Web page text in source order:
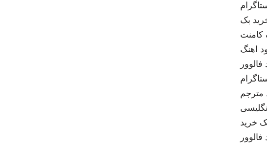
بک
کامنت
اهنگ
فالوور
مترجم
خرید
فالوور